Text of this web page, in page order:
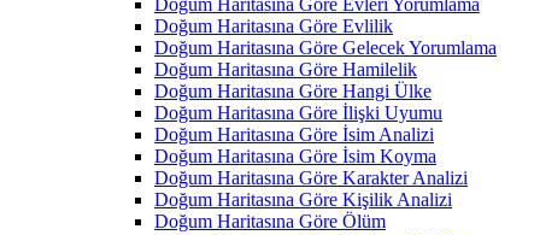
Doğum Haritasına Göre Evleri Yorumlama
Doğum Haritasına Göre Evlilik
Doğum Haritasına Göre Gelecek Yorumlama
Doğum Haritasına Göre Hamilelik
Doğum Haritasına Göre Hangi Ülke
Doğum Haritasına Göre İlişki Uyumu
Doğum Haritasına Göre İsim Analizi
Doğum Haritasına Göre İsim Koyma
Doğum Haritasına Göre Karakter Analizi
Doğum Haritasına Göre Kişilik Analizi
Doğum Haritasına Göre Ölüm